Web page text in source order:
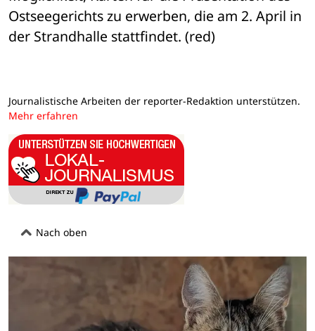
Ostseegerichts zu erwerben, die am 2. April in
der Strandhalle stattfindet. (red)
Journalistische Arbeiten der reporter-Redaktion unterstützen.
Mehr erfahren
Nach oben